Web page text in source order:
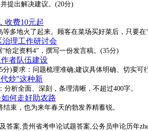
提出解决建议。(20分)
收费10元起
多地火了起来。顾客在菜场买好菜后，只要
治理工作研讨会
给定资料4”，撰写一份发言稿。(35分)
者队伍建设
)要求：问题梳理准确;建议具体明确、切实可
炒”这种新
析全面、深刻，条理清晰，不超过400字。
何走好助农路
束，也为来年春天的勃发养精蓄锐。
答案,贵州省考申论试题答案,公务员申论历年